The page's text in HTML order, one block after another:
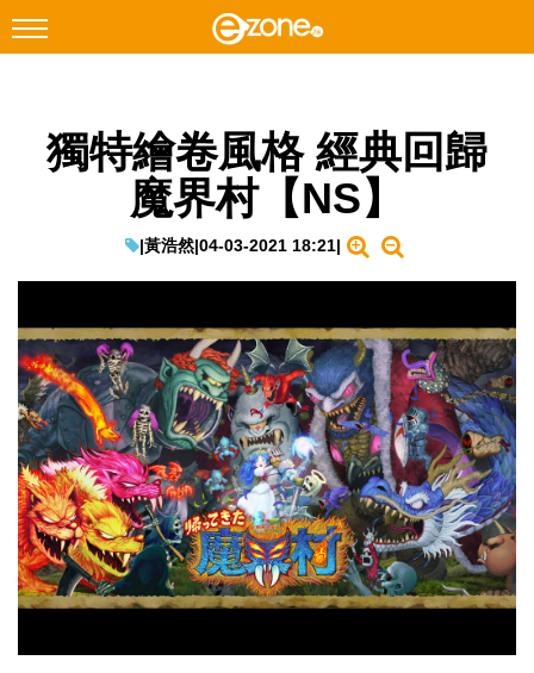
Facebook Instagram
遊戲動漫
教學評測
EduTech
IT Times
生成式AI與雲端應用
Enterprise Digital Transformation
特集
獨特繪卷風格 經典回歸
魔界村【NS】
|黃浩然|04-03-2021 18:21|